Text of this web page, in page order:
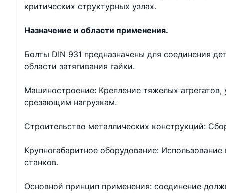
критических структурных узлах.
Назначение и области применения.
Болты DIN 931 предназначены для соединения
области затягивания гайки.
Машиностроение: Крепление тяжелых
срезающим нагрузкам.
Строительство металлических конструкций:
Крупногабаритное оборудование:
станков.
Основной принцип применения: соединение